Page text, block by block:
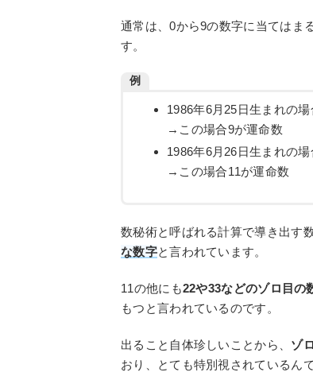
通常は、0から9の数字に当てはま
す。
例
1986年6月25日生まれの
→この場合9が運命数
1986年6月26日生まれの
→この場合11が運命数
数秘術と呼ばれる計算で導き出す
な数字と言われています。
11の他にも22や33などのゾロ目の
もつと言われているのです。
出ること自体珍しいことから、 ゾ
おり、とても特別視されているん